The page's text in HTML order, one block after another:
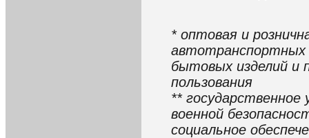
* оптовая и
автотранспортных
бытовых изделий и
пользования
** государственное
военной
социальное